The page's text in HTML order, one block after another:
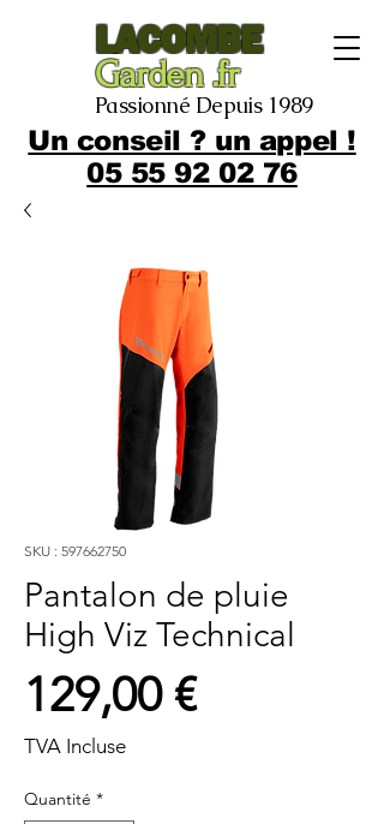
LACOMBE
Garden .fr
Passionné Depuis 1989
Un conseil ? un appel !
05 55 92 02 76
SKU : 597662750
Pantalon de pluie
High Viz Technical
129,00 €Prix
TVA Incluse
Quantité *